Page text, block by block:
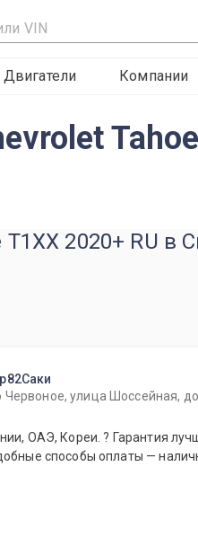
Двигатели Компании
T1XX 2020+ RU в
улица Шоссейная,
способы оплаты —